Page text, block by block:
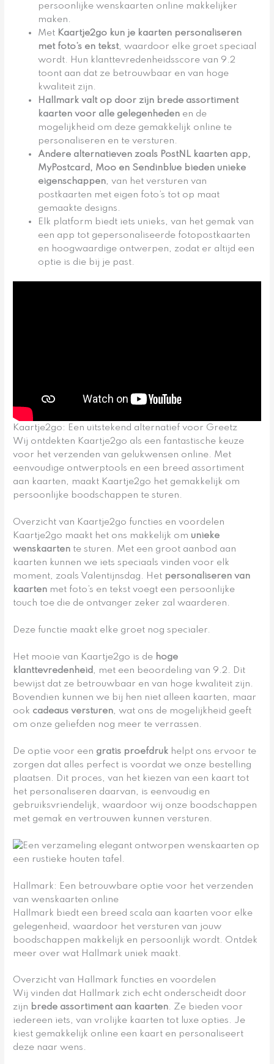
persoonlijke wenskaarten online makkelijker
maken.
Met Kaartje2go kun je kaarten personaliseren
met foto’s en tekst, waardoor elke groet speciaal
wordt. Hun klanttevredenheidsscore van 9.2
toont aan dat ze betrouwbaar en van hoge
kwaliteit zijn.
Hallmark valt op door zijn brede assortiment
kaarten voor alle gelegenheden en de
mogelijkheid om deze gemakkelijk online te
personaliseren en te versturen.
Andere alternatieven zoals PostNL kaarten app,
MyPostcard, Moo en Sendinblue bieden unieke
eigenschappen, van het versturen van
postkaarten met eigen foto’s tot op maat
gemaakte designs.
Elk platform biedt iets unieks, van het gemak van
een app tot gepersonaliseerde fotopostkaarten
en hoogwaardige ontwerpen, zodat er altijd een
optie is die bij je past.
Kaartje2go: Een uitstekend alternatief voor Greetz
Wij ontdekten Kaartje2go als een fantastische keuze
voor het verzenden van gelukwensen online. Met
eenvoudige ontwerptools en een breed assortiment
aan kaarten, maakt Kaartje2go het gemakkelijk om
persoonlijke boodschappen te sturen.
Overzicht van Kaartje2go functies en voordelen
Kaartje2go maakt het ons makkelijk om unieke
wenskaarten te sturen. Met een groot aanbod aan
kaarten kunnen we iets speciaals vinden voor elk
moment, zoals Valentijnsdag. Het personaliseren van
kaarten met foto’s en tekst voegt een persoonlijke
touch toe die de ontvanger zeker zal waarderen.
Deze functie maakt elke groet nog specialer.
Het mooie van Kaartje2go is de hoge
klanttevredenheid, met een beoordeling van 9.2. Dit
bewijst dat ze betrouwbaar en van hoge kwaliteit zijn.
Bovendien kunnen we bij hen niet alleen kaarten, maar
ook cadeaus versturen, wat ons de mogelijkheid geeft
om onze geliefden nog meer te verrassen.
De optie voor een gratis proefdruk helpt ons ervoor te
zorgen dat alles perfect is voordat we onze bestelling
plaatsen. Dit proces, van het kiezen van een kaart tot
het personaliseren daarvan, is eenvoudig en
gebruiksvriendelijk, waardoor wij onze boodschappen
met gemak en vertrouwen kunnen versturen.
Hallmark: Een betrouwbare optie voor het verzenden
van wenskaarten online
Hallmark biedt een breed scala aan kaarten voor elke
gelegenheid, waardoor het versturen van jouw
boodschappen makkelijk en persoonlijk wordt. Ontdek
meer over wat Hallmark uniek maakt.
Overzicht van Hallmark functies en voordelen
Wij vinden dat Hallmark zich echt onderscheidt door
zijn brede assortiment aan kaarten. Ze bieden voor
iedereen iets, van vrolijke kaarten tot luxe opties. Je
kiest gemakkelijk online een kaart en personaliseert
deze naar wens.